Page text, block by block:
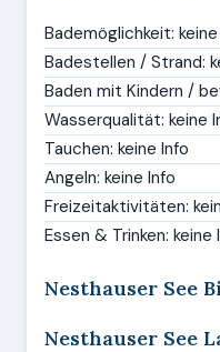
Bademöglichkeit:
Badestellen / Strand:
Baden mit Kindern /
Wasserqualität: keine
Tauchen: keine Info
Angeln: keine Info
Freizeitaktivitäten:
Essen & Trinken: keine
Nesthauser See
Nesthauser See